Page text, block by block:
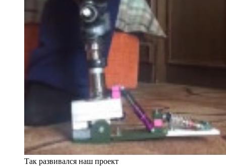
Так развивался наш проект